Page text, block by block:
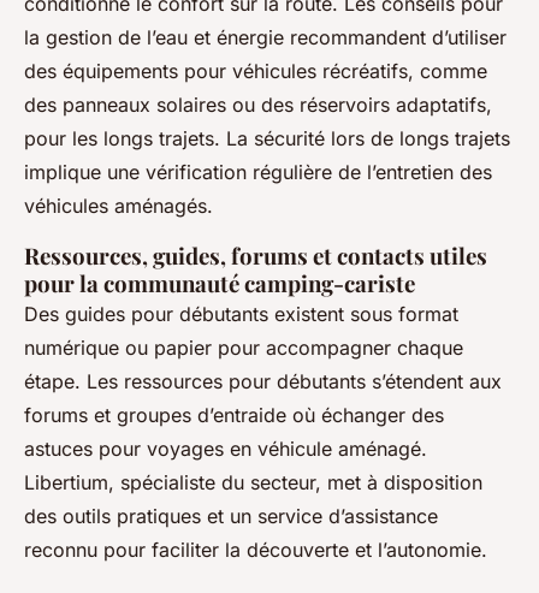
la gestion de l’eau et énergie recommandent d’utiliser
des équipements pour véhicules récréatifs, comme
des panneaux solaires ou des réservoirs adaptatifs,
pour les longs trajets. La sécurité lors de longs trajets
implique une vérification régulière de l’entretien des
véhicules aménagés.
Ressources, guides, forums et contacts utiles
pour la communauté camping-cariste
Des guides pour débutants existent sous format
numérique ou papier pour accompagner chaque
étape. Les ressources pour débutants s’étendent aux
forums et groupes d’entraide où échanger des
astuces pour voyages en véhicule aménagé.
Libertium, spécialiste du secteur, met à disposition
des outils pratiques et un service d’assistance
reconnu pour faciliter la découverte et l’autonomie.